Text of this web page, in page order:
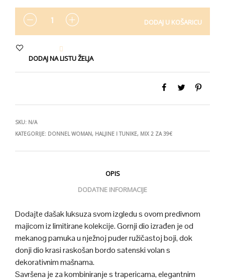
KOLIČINA DODAJ U KOŠARICU
DODAJ NA LISTU ŽELJA
SKU: N/A
KATEGORIJE: DONNEL WOMAN, HALJINE I TUNIKE, MIX 2 ZA 39€
OPIS
DODATNE INFORMACIJE
Dodajte dašak luksuza svom izgledu s ovom predivnom
majicom iz limitirane kolekcije. Gornji dio izrađen je od
mekanog pamuka u nježnoj puder ružičastoj boji, dok
donji dio krasi raskošan bordo satenski volan s
dekorativnim mašnama.
Savršena je za kombiniranje s trapericama, elegantnim